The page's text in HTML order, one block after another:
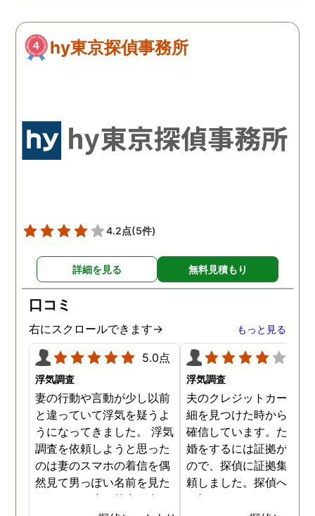
hy東京探偵事務所
4.2点(5件)
詳細を見る 無料見積もり
口コミ
右にスクロールできます→ もっと見る
5.0点
浮気調査
妻の行動や言動が少し以前
と違っていて浮気を疑うよ
うになってきました。 浮気
調査を依頼しようと思った
のは妻のスマホの着信を偶
然見て男っぽい名前を見た
からです。少し外出が多く
浮気調査
夫のクレジットカードの
細を見つけた時から不倫
確信しています。ただ、
婚をするには証拠が乏し
ので、探偵に証拠集めを
頼しました。探偵への依
は初めてではないので無